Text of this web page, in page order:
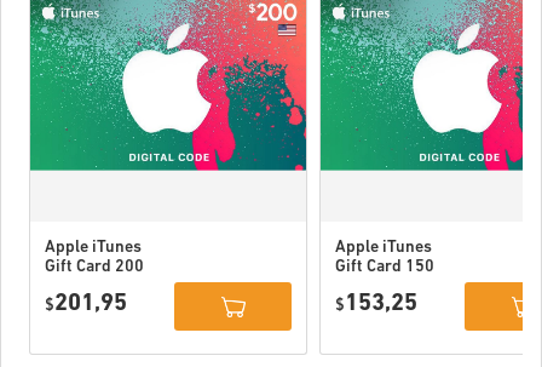
Apple iTunes
Gift Card 200
$201,95
Apple iTunes
Gift Card 150
$ 153,25